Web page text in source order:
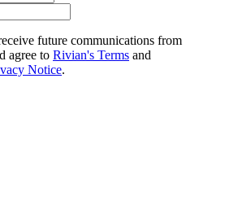
future communications from
agree to Rivian's Terms and
Notice.